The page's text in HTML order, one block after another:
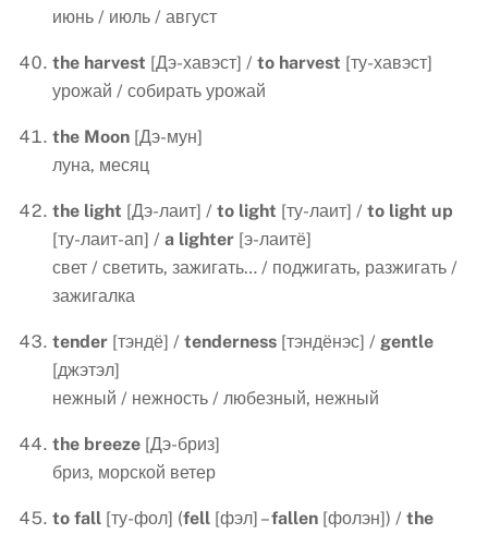
июнь / июль / август
the harvest [Дэ-хавэст] / to harvest [ту-хавэст]
урожай / собирать урожай
the Moon [Дэ-мун]
луна, месяц
the light [Дэ-лаит] / to light [ту-лаит] / to light up
[ту-лаит-ап] / a lighter [э-лаитё]
свет / светить, зажигать… / поджигать, разжигать /
зажигалка
tender [тэндё] / tenderness [тэндёнэс] / gentle
[джэтэл]
нежный / нежность / любезный, нежный
the breeze [Дэ-бриз]
бриз, морской ветер
to fall [ту-фол] (fell [фэл] –fallen [фолэн]) / the